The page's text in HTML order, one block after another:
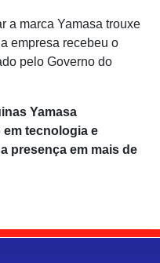
a marca Yamasa trouxe
empresa recebeu o
pelo Governo do
Yamasa
tecnologia e
presença em mais de